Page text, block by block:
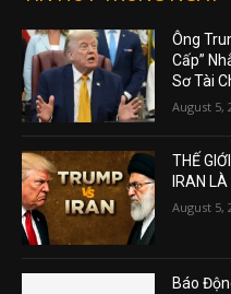
Ông
Cấp”
Sơ Tài
August 5,
THẾ
IRAN
August 5,
Báo